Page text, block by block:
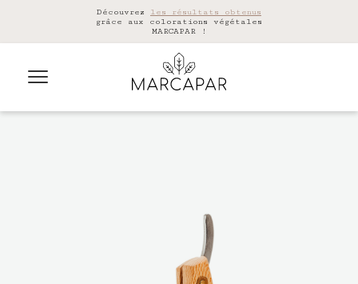
Découvrez les résultats obtenus
grâce aux colorations végétales
MARCAPAR !